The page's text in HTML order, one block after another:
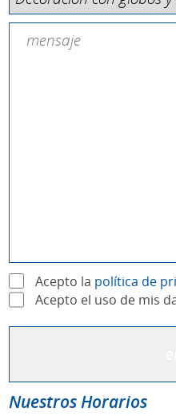
Acepto la política de
Acepto el uso de mis
Nuestros Horarios